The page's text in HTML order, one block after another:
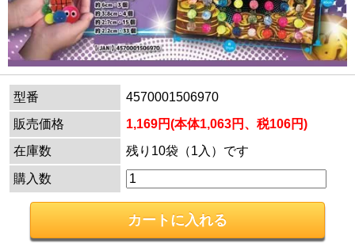
型番
4570001506970
販売価格
1,169円(本体1,063円、税106円)
在庫数
残り10袋（1入）です
購入数